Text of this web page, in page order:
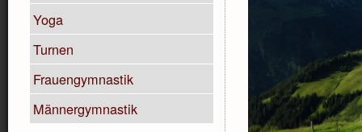
Yoga
Turnen
Frauengymnastik
Männergymnastik